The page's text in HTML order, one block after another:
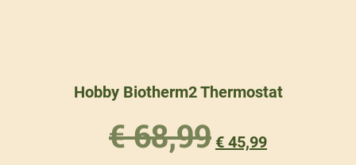
Hobby Biotherm2 Thermostat
€68,99 € 45,99